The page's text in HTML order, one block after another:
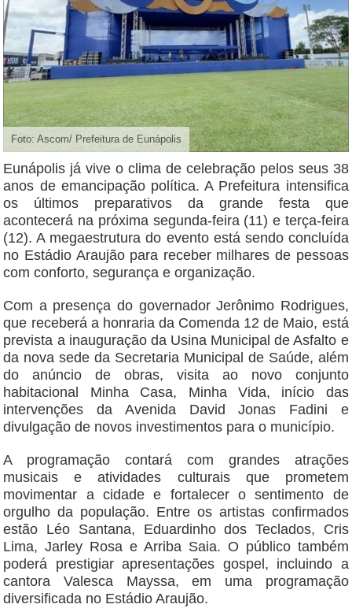
Foto: Ascom/ Prefeitura de Eunápolis
Eunápolis já vive o clima de celebração pelos seus 38
anos de emancipação política. A Prefeitura intensifica
os últimos preparativos da grande festa que
acontecerá na próxima segunda-feira (11) e terça-feira
(12). A megaestrutura do evento está sendo concluída
no Estádio Araujão para receber milhares de pessoas
com conforto, segurança e organização.
Com a presença do governador Jerônimo Rodrigues,
que receberá a honraria da Comenda 12 de Maio, está
prevista a inauguração da Usina Municipal de Asfalto e
da nova sede da Secretaria Municipal de Saúde, além
do anúncio de obras, visita ao novo conjunto
habitacional Minha Casa, Minha Vida, início das
intervenções da Avenida David Jonas Fadini e
divulgação de novos investimentos para o município.
A programação contará com grandes atrações
musicais e atividades culturais que prometem
movimentar a cidade e fortalecer o sentimento de
orgulho da população. Entre os artistas confirmados
estão Léo Santana, Eduardinho dos Teclados, Cris
Lima, Jarley Rosa e Arriba Saia. O público também
poderá prestigiar apresentações gospel, incluindo a
cantora Valesca Mayssa, em uma programação
diversificada no Estádio Araujão.